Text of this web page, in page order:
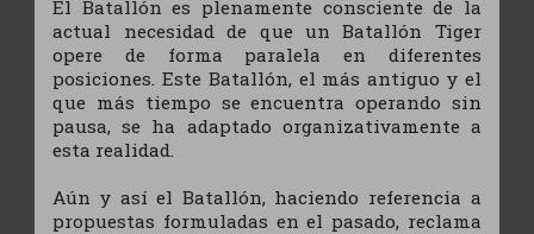
El Batallón es plenamente consciente de la
actual necesidad de que un Batallón Tiger
opere de forma paralela en diferentes
posiciones. Este Batallón, el más antiguo y el
que más tiempo se encuentra operando sin
pausa, se ha adaptado organizativamente a
esta realidad.
Aún y así el Batallón, haciendo referencia a
propuestas formuladas en el pasado, reclama